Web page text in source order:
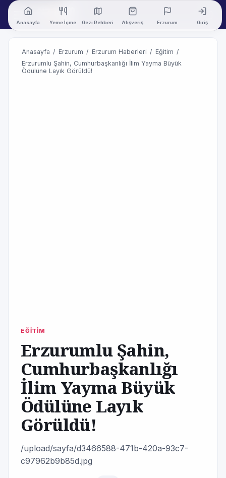
Anasayfa Yeme İçme Gezi Rehberi Alışveriş Erzurum Giriş
Anasayfa / Erzurum / Erzurum Haberleri / Eğitim /
Erzurumlu Şahin, Cumhurbaşkanlığı İlim Yayma Büyük
Ödülüne Layık Görüldü!
EĞİTİM
Erzurumlu Şahin,
Cumhurbaşkanlığı
İlim Yayma Büyük
Ödülüne Layık
Görüldü!
/upload/sayfa/d3466588-471b-420a-93c7-
c97962b9b85d.jpg